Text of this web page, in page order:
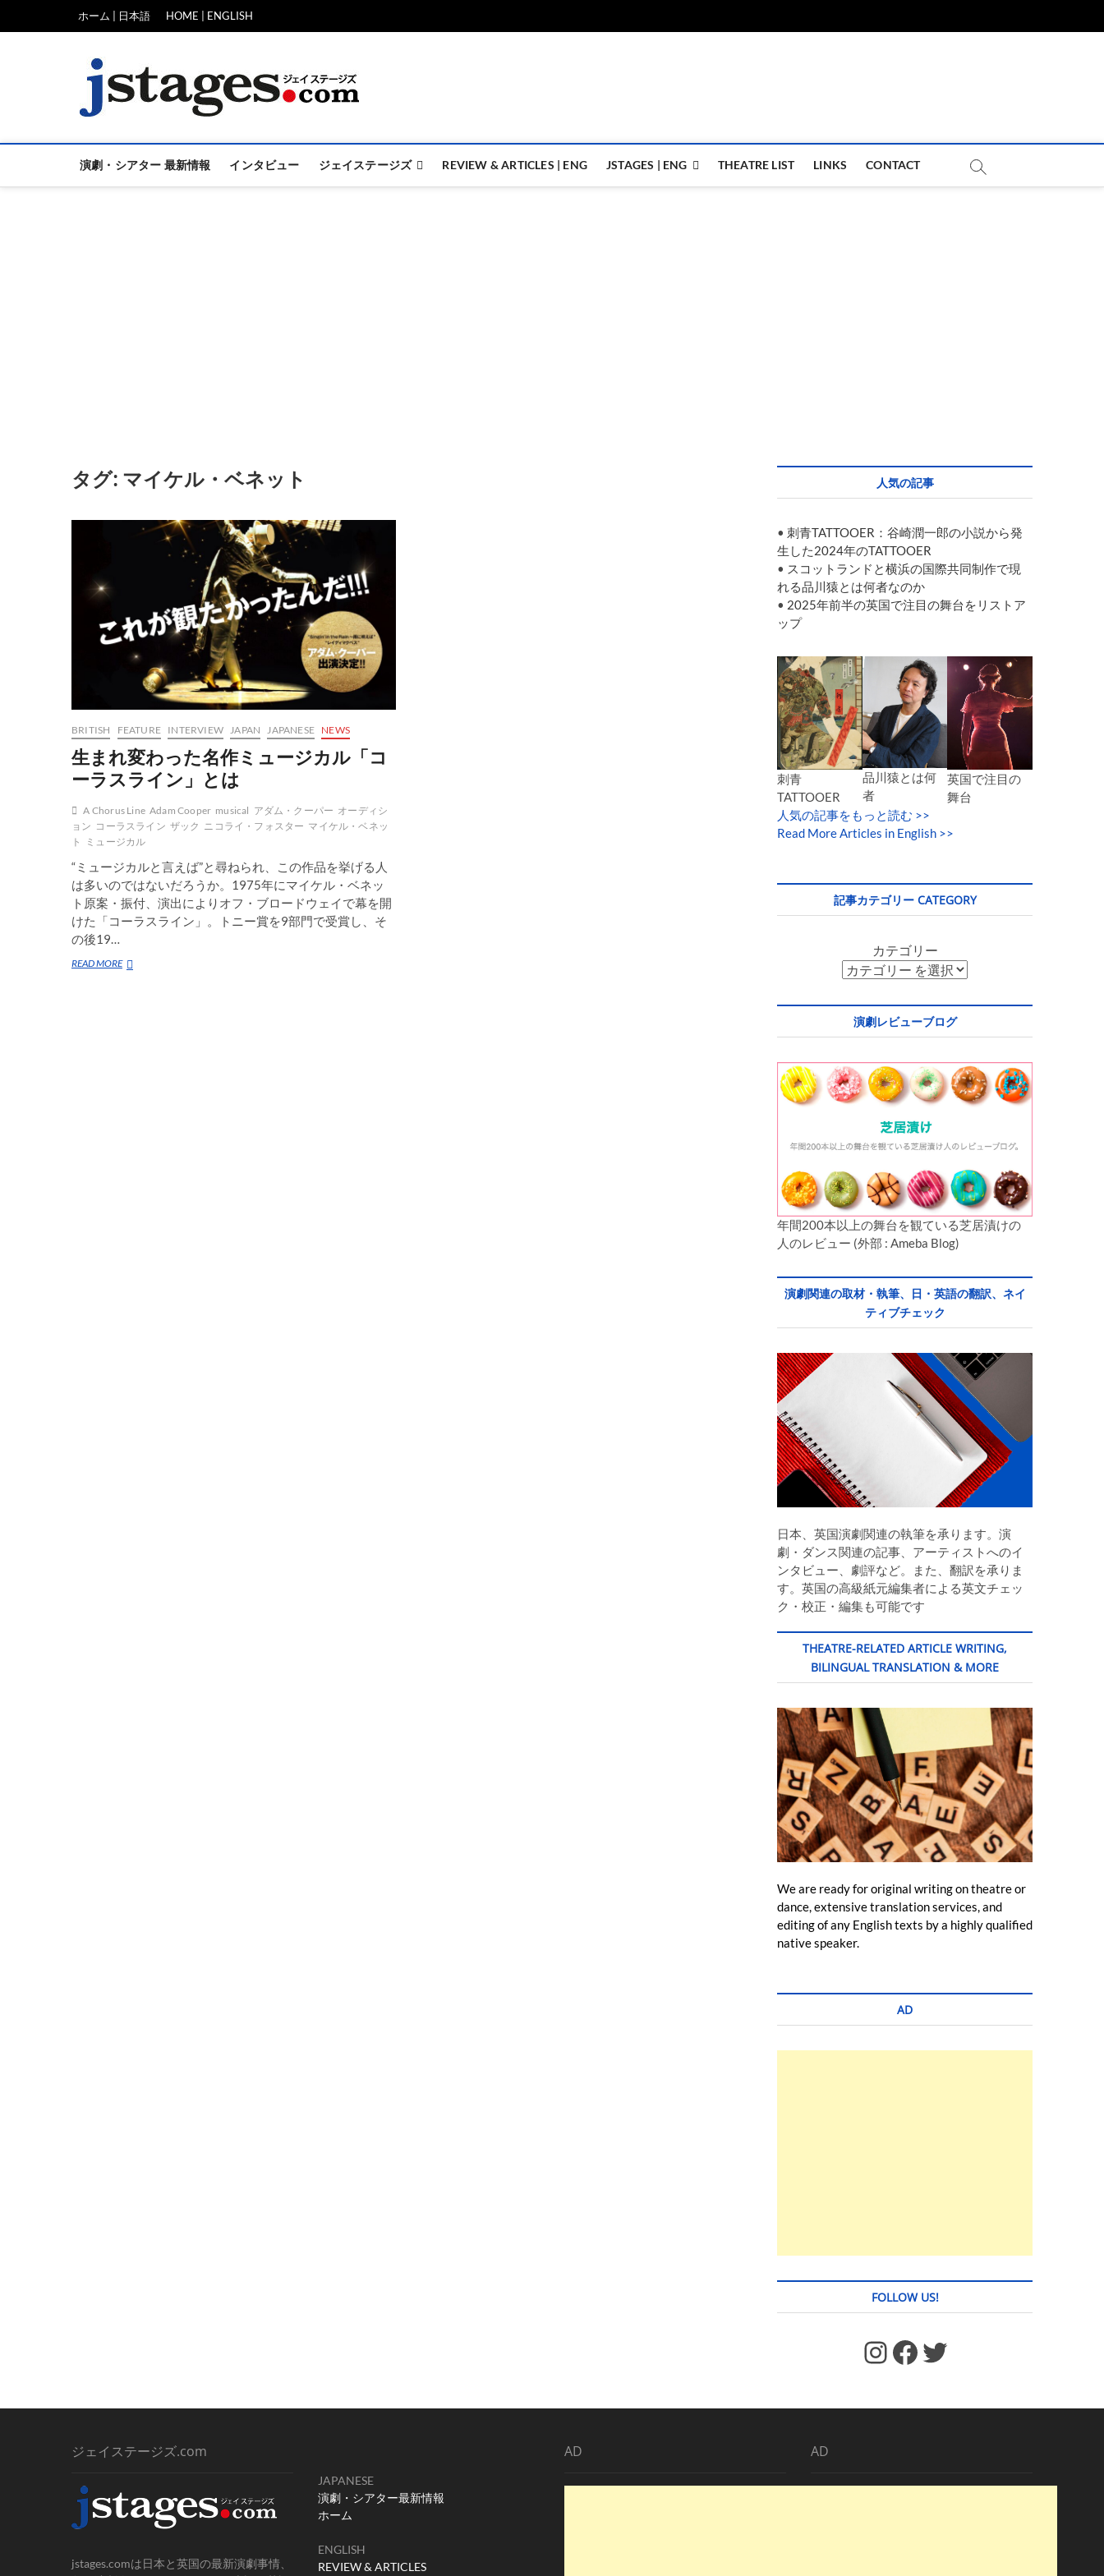
ホーム | 日本語 HOME | ENGLISH
演劇・シアター 最新情報 インタビュー ジェイステージズ REVIEW & ARTICLES | ENG JSTAGES | ENG THEATRE LIST LINKS CONTACT
タグ: マイケル・ベネット
BRITISH FEATURE INTERVIEW JAPAN JAPANESE NEWS
生まれ変わった名作ミュージカル「コ
ーラスライン」とは
A Chorus Line Adam Cooper musical アダム・クーパー オーディシ
ョン コーラスライン ザック ニコライ・フォスター マイケル・ベネッ
ト
ミュージカル
“ミュージカルと言えば”と尋ねられ、この作品を挙げる人
は多いのではないだろうか。1975年にマイケル・ベネッ
ト原案・振付、演出によりオフ・ブロードウェイで幕を開
けた「コーラスライン」。トニー賞を9部門で受賞し、そ
の後19…
READ MORE生
人気の記事
• 刺青TATTOOER：谷崎潤一郎の小説から発
生した2024年のTATTOOER
• スコットランドと横浜の国際共同制作で現
れる品川猿とは何者なのか
• 2025年前半の英国で注目の舞台をリストア
ップ
刺青
TATTOOER
品川猿とは何
者
英国で注目の
舞台
人気の記事をもっと読む >>
Read More Articles in English >>
記事カテゴリー CATEGORY
カテゴリー
演劇レビューブログ
年間200本以上の舞台を観ている芝居漬けの
人のレビュー (外部 : Ameba Blog)
演劇関連の取材・執筆、日・英語の翻訳、ネイ
ティブチェック
日本、英国演劇関連の執筆を承ります。演
劇・ダンス関連の記事、アーティストへのイ
ンタビュー、劇評など。また、翻訳を承りま
す。英国の高級紙元編集者による英文チェッ
ク・校正・編集も可能です
THEATRE-RELATED ARTICLE WRITING,
BILINGUAL TRANSLATION & MORE
We are ready for original writing on theatre or
dance, extensive translation services, and
editing of any English texts by a highly qualified
native speaker.
AD
FOLLOW US!
https://www.facebook.com/jstages/ Facebook Twitter
ジェイステージズ.com
jstages.comは日本と英国の最新演劇事情、
JAPANESE
演劇・シアター最新情報
ホーム
ENGLISH
REVIEW & ARTICLES
AD AD